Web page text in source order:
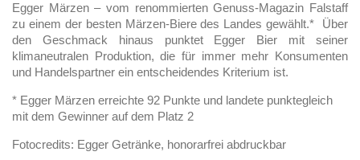
Egger Märzen – vom renommierten Genuss-Magazin Falstaff
zu einem der besten Märzen-Biere des Landes gewählt.* Über
den Geschmack hinaus punktet Egger Bier mit seiner
klimaneutralen Produktion, die für immer mehr Konsumenten
und Handelspartner ein entscheidendes Kriterium ist.
* Egger Märzen erreichte 92 Punkte und landete punktegleich
mit dem Gewinner auf dem Platz 2
Fotocredits: Egger Getränke, honorarfrei abdruckbar